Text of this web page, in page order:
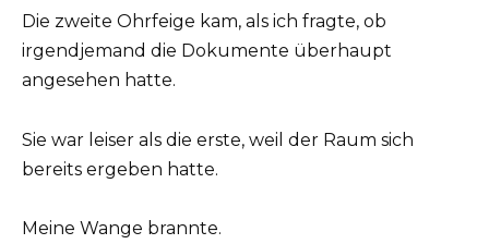
Die zweite Ohrfeige kam, als ich fragte, ob
irgendjemand die Dokumente überhaupt
angesehen hatte.
Sie war leiser als die erste, weil der Raum sich
bereits ergeben hatte.
Meine Wange brannte.